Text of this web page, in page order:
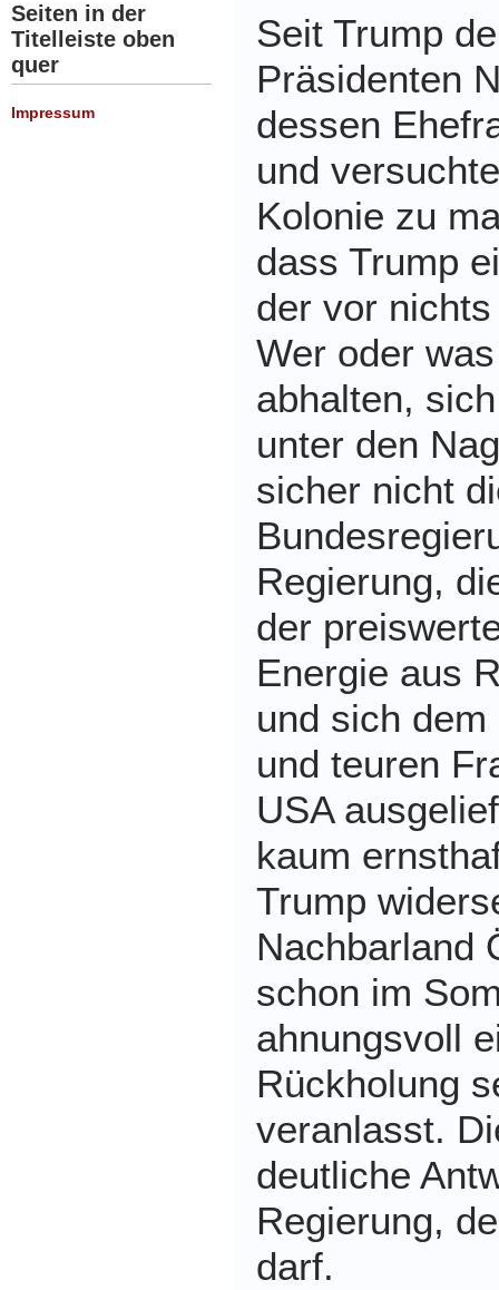
Seiten in der
Titelleiste oben
quer
Impressum
Seit Trump
Präsidenten
dessen
und
Kolonie zu
dass Trump
der vor
Wer oder
abhalten,
unter den
sicher nicht
Regierung,
der
Energie aus
und sich
und teuren
USA
kaum
Trump
Nachbarland
schon im
ahnungsvoll
Rückholung
veranlasst.
deutliche
Regierung,
darf.